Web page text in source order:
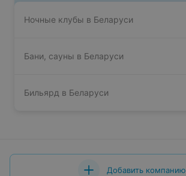
Ночные клубы в Беларуси
Бани, сауны в Беларуси
Бильярд в Беларуси
Добавить компанию